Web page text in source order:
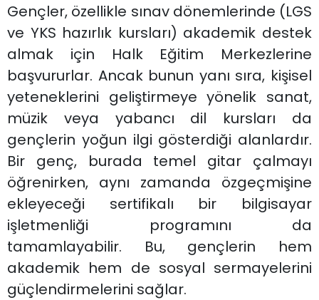
Gençler, özellikle sınav dönemlerinde (LGS
ve YKS hazırlık kursları) akademik destek
almak için Halk Eğitim Merkezlerine
başvururlar. Ancak bunun yanı sıra, kişisel
yeteneklerini geliştirmeye yönelik sanat,
müzik veya yabancı dil kursları da
gençlerin yoğun ilgi gösterdiği alanlardır.
Bir genç, burada temel gitar çalmayı
öğrenirken, aynı zamanda özgeçmişine
ekleyeceği sertifikalı bir bilgisayar
işletmenliği programını da
tamamlayabilir. Bu, gençlerin hem
akademik hem de sosyal sermayelerini
güçlendirmelerini sağlar.